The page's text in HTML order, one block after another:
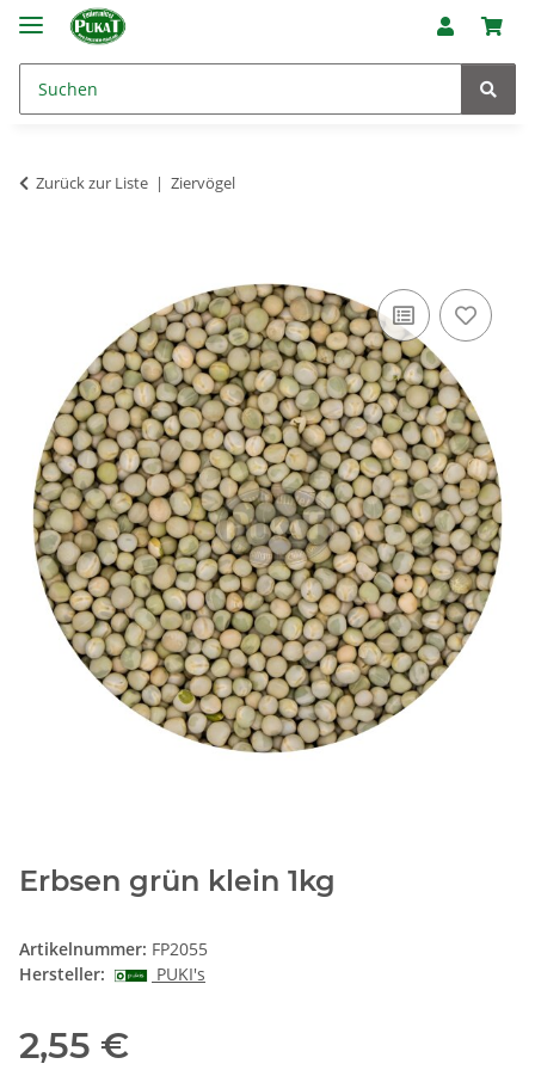
Zurück zur Liste Ziervögel
Erbsen grün klein 1kg
Artikelnummer: FP2055
Hersteller:
PUKI's
2,55 €